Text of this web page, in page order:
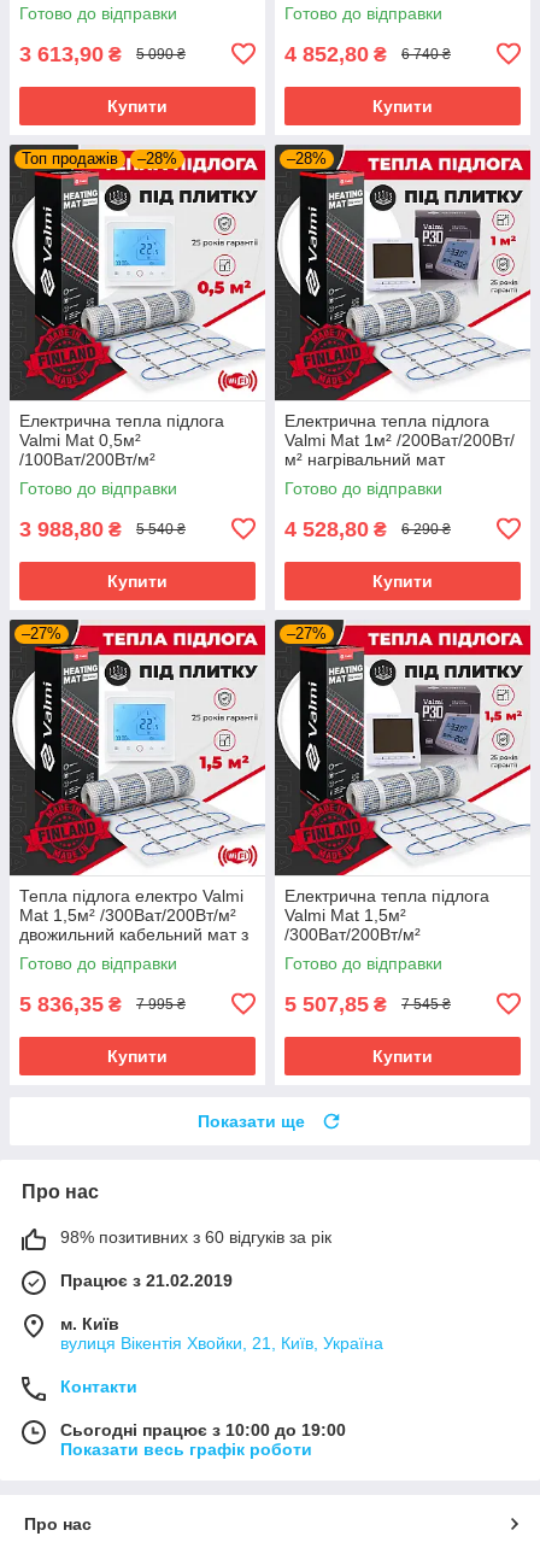
терморегулятором Valmi P30
Готово до відправки
3 613,90 ₴ 5 090 ₴
Купити
Wi-Fi
Готово до відправки
4 852,80 ₴ 6 740 ₴
Купити
Топ продажів –28%
Електрична тепла підлога
Valmi Mat 0,5м²
/100Ват/200Вт/м²
нагрівальний мат
терморегулятором TWE02
Готово до відправки
3 988,80 ₴ 5 540 ₴
Купити
–28%
Електрична тепла підлога
Valmi Mat 1м² /200Ват/200Вт/
м² нагрівальний мат
терморегулятором Valmi P30
Готово до відправки
4 528,80 ₴ 6 290 ₴
Купити
–27%
Тепла підлога електро Valmi
Mat 1,5м² /300Ват/200Вт/м²
двожильний кабельний мат з
терморегулятором TWE02
Wi-Fi
Готово до відправки
5 836,35 ₴ 7 995 ₴
Купити
–27%
Електрична тепла підлога
Valmi Mat 1,5м²
/300Ват/200Вт/м²
нагрівальний мат
терморегулятором Valmi P30
Готово до відправки
5 507,85 ₴ 7 545 ₴
Купити
Показати ще
Про нас
98% позитивних з 60 відгуків за рік
Працює з 21.02.2019
м. Київ
вулиця Вікентія Хвойки, 21, Київ, Україна
Контакти
Сьогодні працює з 10:00 до 19:00
Показати весь графік роботи
Про нас